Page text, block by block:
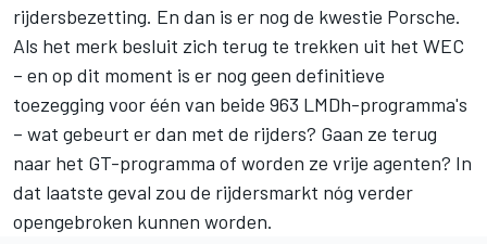
rijdersbezetting. En dan is er nog de kwestie Porsche.
Als het merk besluit zich terug te trekken uit het WEC
– en op dit moment is er nog geen definitieve
toezegging voor één van beide 963 LMDh-programma's
– wat gebeurt er dan met de rijders? Gaan ze terug
naar het GT-programma of worden ze vrije agenten? In
dat laatste geval zou de rijdersmarkt nóg verder
opengebroken kunnen worden.